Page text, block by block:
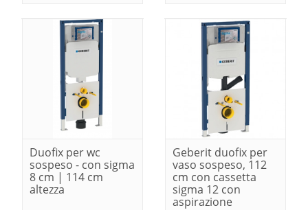
Duofix per wc
sospeso - con sigma
8 cm | 114 cm
altezza
Geberit duofix per
vaso sospeso, 112
cm con cassetta
sigma 12 con
aspirazione